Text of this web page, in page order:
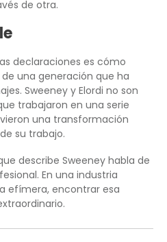
de otra.
declaraciones es cómo
una generación que ha
Sweeney y Elordi no son
trabajaron en una serie
una transformación
su trabajo.
describe Sweeney habla de
En una industria
efímera, encontrar esa